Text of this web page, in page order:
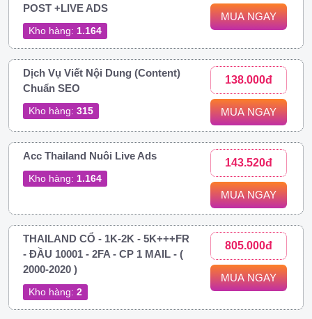
POST +LIVE ADS
Kho hàng: 1.164
MUA NGAY
Dịch Vụ Viết Nội Dung (Content)
Chuẩn SEO
Kho hàng: 315
138.000đ
MUA NGAY
Acc Thailand Nuôi Live Ads
Kho hàng: 1.164
143.520đ
MUA NGAY
THAILAND CỔ - 1K-2K - 5K+++FR
- ĐẦU 10001 - 2FA - CP 1 MAIL - (
2000-2020 )
Kho hàng: 2
805.000đ
MUA NGAY